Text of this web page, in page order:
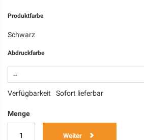
Produktfarbe
Schwarz
Abdruckfarbe
Verfügbarkeit Sofort lieferbar
Menge
Weiter